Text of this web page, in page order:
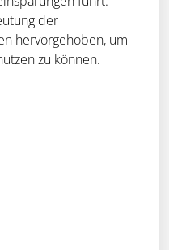
der
hervorgehoben, um
zu können.